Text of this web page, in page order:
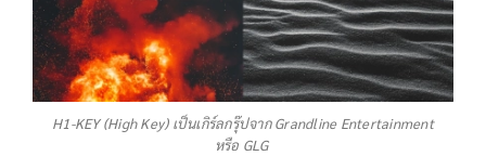
H1-KEY (High Key) เป็นเกิร์ลกรุ๊ปจาก Grandline Entertainment
หรือ GLG